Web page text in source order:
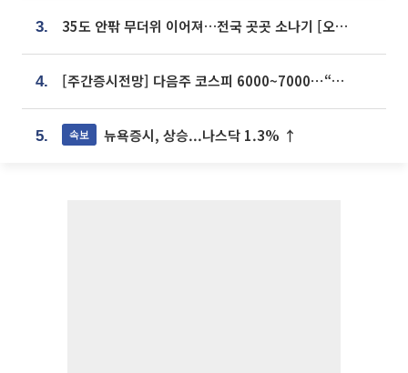
3. 35도 안팎 무더위 이어져…전국 곳곳 소나기 [오늘 날씨]
4. [주간증시전망] 다음주 코스피 6000~7000⋯“外人 수급은 정책이 변수”
5. 속보 뉴욕증시, 상승...나스닥 1.3% ↑